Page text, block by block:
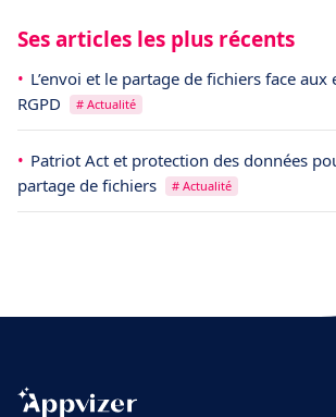
Ses articles les plus récents
L’envoi et le partage de fichiers face aux
RGPD
# Actualité
Patriot Act et protection des données
partage de fichiers
# Actualité